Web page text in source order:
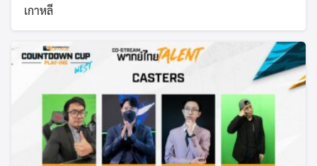
เกาหลี